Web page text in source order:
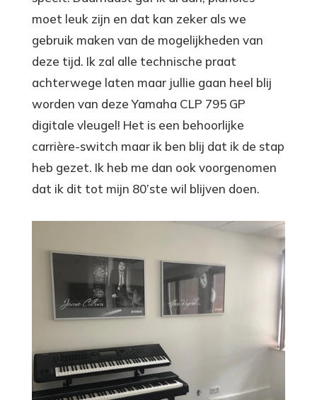
moet leuk zijn en dat kan zeker als we
gebruik maken van de mogelijkheden van
deze tijd. Ik zal alle technische praat
achterwege laten maar jullie gaan heel blij
worden van deze Yamaha CLP 795 GP
digitale vleugel! Het is een behoorlijke
carrière-switch maar ik ben blij dat ik de stap
heb gezet. Ik heb me dan ook voorgenomen
dat ik dit tot mijn 80’ste wil blijven doen.